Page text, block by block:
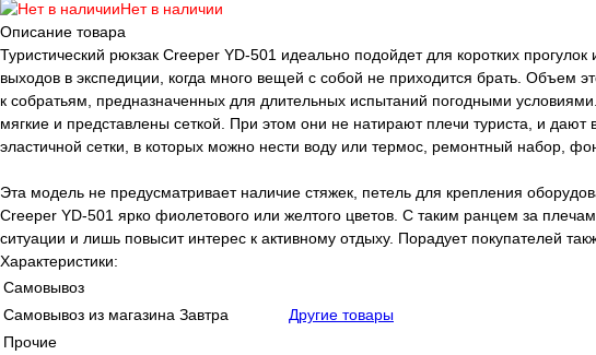
Нет в наличии
Описание товара
Туристический рюкзак Creeper YD-501 идеально подойдет для коротких
выходов в экспедиции, когда много вещей с собой не приходится брать. Объем
к собратьям, предназначенных для длительных испытаний погодными
мягкие и представлены сеткой. При этом они не натирают плечи туриста, и
эластичной сетки, в которых можно нести воду или термос, ремонтный набор,
Эта модель не предусматривает наличие стяжек, петель для крепления
Creeper YD-501 ярко фиолетового или желтого цветов. С таким ранцем за
ситуации и лишь повысит интерес к активному отдыху. Порадует покупателей
Характеристики:
Самовывоз
Самовывоз из магазина Завтра
Другие товары
Прочие